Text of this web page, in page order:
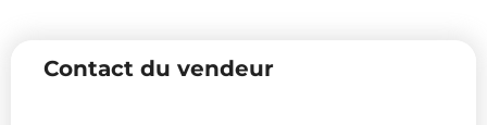
Contact du vendeur